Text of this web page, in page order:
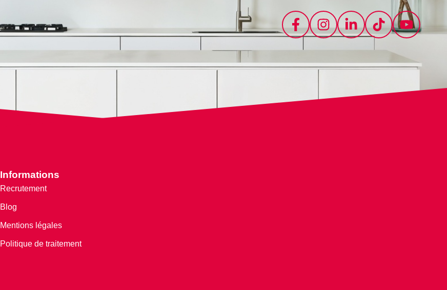
Informations
Recrutement
Blog
Mentions légales
Politique de traitement